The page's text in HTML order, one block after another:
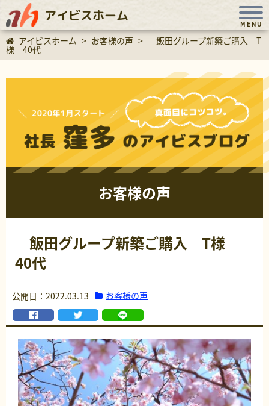
アイビスホーム
MENU
アイビスホーム > お客様の声 > 飯田グループ新築ご購入 T
様 40代
お客様の声
飯田グループ新築ご購入 T様
40代
公開日：2022.03.13 お客様の声